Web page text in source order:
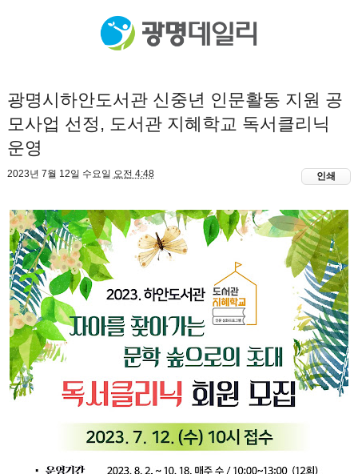
광명시하안도서관 신중년 인문활동 지원 공
모사업 선정, 도서관 지혜학교 독서클리닉
운영
2023년 7월 12일 수요일 오전 4:48 인쇄